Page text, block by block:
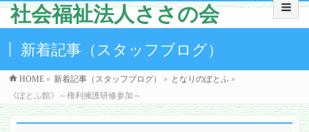
社会福祉法人ささの会
新着記事（スタッフブログ）
HOME » 新着記事（スタッフブログ） » となりのぽとふ »
《ぽとふ館》～権利擁護研修参加～